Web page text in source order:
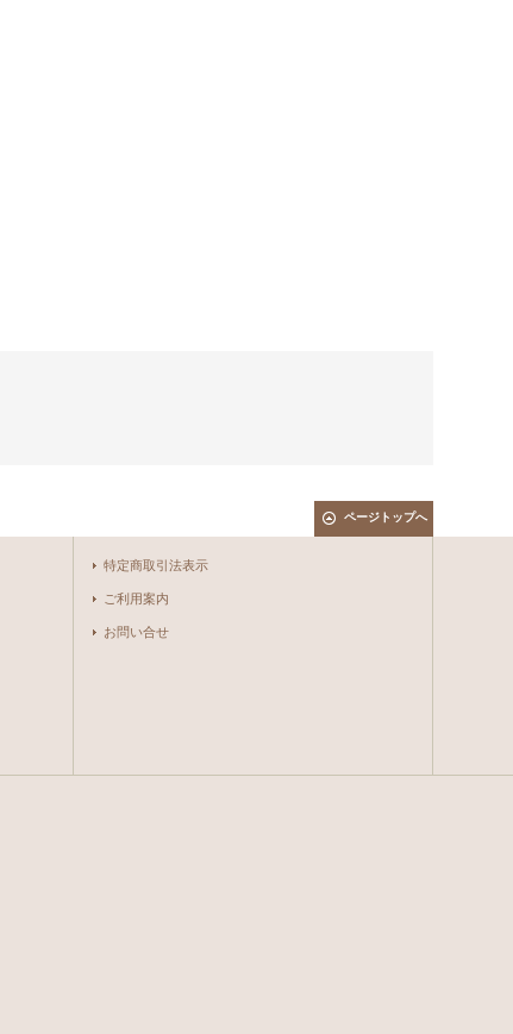
ページトップへ
特定商取引法表示
ご利用案内
お問い合せ